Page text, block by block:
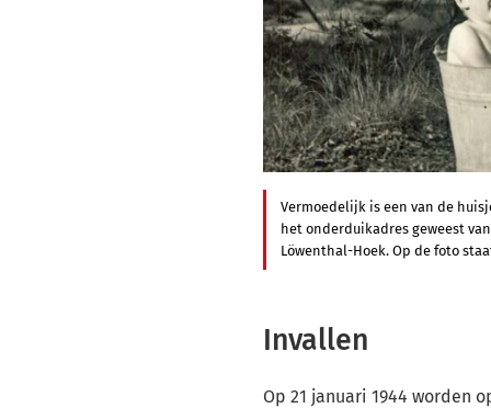
Vermoedelijk is een van de
het onderduikadres geweest
Löwenthal-Hoek. Op de foto
Invallen
Op 21 januari 1944 worden